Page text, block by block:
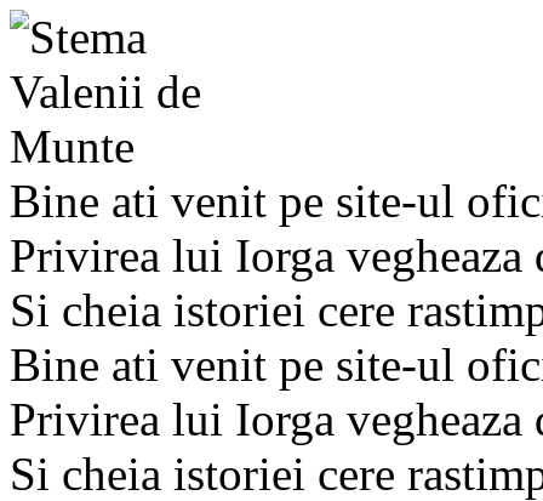
Bine ati venit pe site-ul
Privirea lui Iorga
Si cheia istoriei cere
Bine ati venit pe site-ul
Privirea lui Iorga
Si cheia istoriei cere